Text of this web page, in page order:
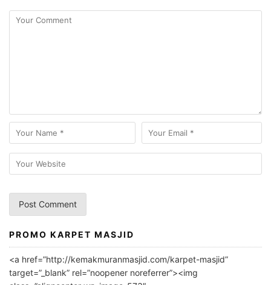
A
l
PROMO KARPET MASJID
<a href=”http://kemakmuranmasjid.com/karpet-masjid”
target=”_blank” rel=”noopener noreferrer”><img